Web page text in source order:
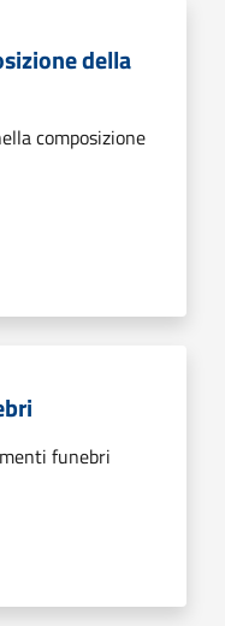
della
composizione
funebri